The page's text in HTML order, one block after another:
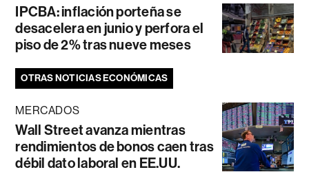
IPCBA: inflación porteña se
desacelera en junio y perfora el
piso de 2% tras nueve meses
OTRAS NOTICIAS ECONÓMICAS
MERCADOS
Wall Street avanza mientras
rendimientos de bonos caen tras
débil dato laboral en EE.UU.